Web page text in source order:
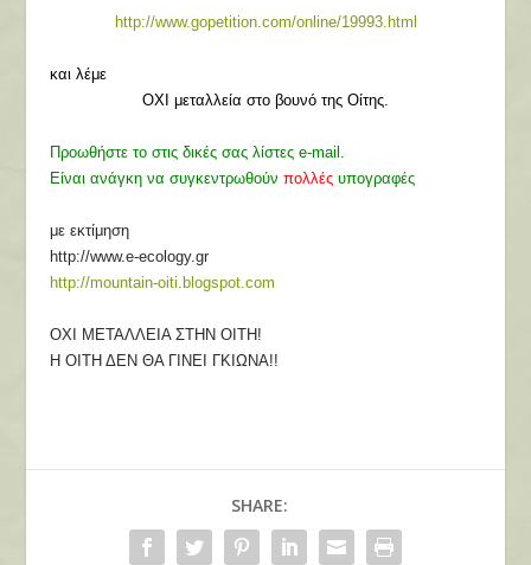
http://www.gopetition.com/online/19993.html
και λέμε
OXI μεταλλεία στο βουνό της Οίτης.
Προωθήστε το στις δικές σας λίστες e-mail.
Είναι ανάγκη να συγκεντρωθούνπολλέςυπογραφές
με εκτίμηση
http://www.e-ecology.gr
http://mountain-oiti.blogspot.com
ΟΧΙ ΜΕΤΑΛΛΕΙΑ ΣΤΗΝ ΟΙΤΗ!
Η ΟΙΤΗ ΔΕΝ ΘΑ ΓΙΝΕΙ ΓΚΙΩΝΑ!!
SHARE: